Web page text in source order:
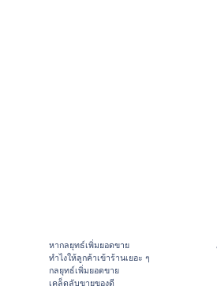
หากลยุทธ์เพิ่มยอดขาย
ทําไงให้ลูกค้าเข้าร้านเยอะ ๆ
กลยุทธ์เพิ่มยอดขาย
เคล็ดลับขายของดี